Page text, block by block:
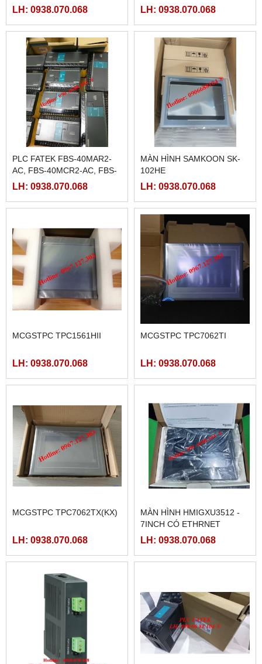
LRS-350-12, LRS-350-24,
LH: 0938.070.068
60MAT2-AC, FBS-60MCT2-
LH: 0938.070.068
PLC FATEK FBS-40MAR2-
AC, FBS-40MCR2-AC, FBS-
40MCRT-AC, FBS-40MART-
LH: 0938.070.068
MÀN HÌNH SAMKOON SK-
102HE
LH: 0938.070.068
MCGSTPC TPC1561HII
LH: 0938.070.068
MCGSTPC TPC7062TI
LH: 0938.070.068
MCGSTPC TPC7062TX(KX)
LH: 0938.070.068
MÀN HÌNH HMIGXU3512 -
7INCH CÓ ETHRNET
LH: 0938.070.068